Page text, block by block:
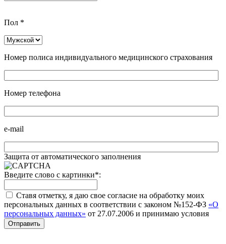
Пол *
Номер полиса индивидуального медицинского страхования
Номер телефона
e-mail
Защита от автоматического заполнения
Введите слово с картинки*:
Ставя отметку, я даю свое согласие на обработку моих
персональных данных в соответствии с законом №152-ФЗ «О
персональных данных» от 27.07.2006 и принимаю условия